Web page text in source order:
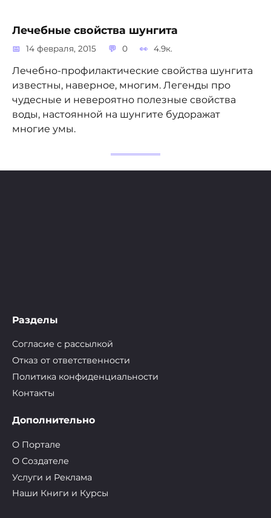
Лечебные свойства шунгита
14 февраля, 2015 0 4.9к.
Лечебно-профилактические свойства шунгита
известны, наверное, многим. Легенды про
чудесные и невероятно полезные свойства
воды, настоянной на шунгите будоражат
многие умы.
Разделы
Согласие с рассылкой
Отказ от ответственности
Политика конфиденциальности
Контакты
Дополнительно
О Портале
О Cоздателе
Услуги и Реклама
Наши Книги и Курсы